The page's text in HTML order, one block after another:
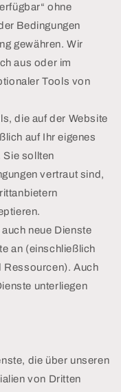
ohne
Bedingungen
gewähren. Wir
aus oder im
Tools von
die auf der Website
auf Ihr eigenes
Sie sollten
vertraut sind,
neue Dienste
an (einschließlich
Ressourcen). Auch
unterliegen
die über unseren
von Dritten